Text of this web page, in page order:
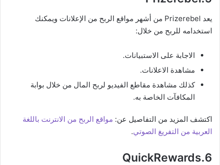
يعد Prizerebel من أشهر مواقع الربح من الإعلانات ويمكنك
استخدامه للربح من خلال:
الاجابة على الاستبيانات.
مشاهدة الاعلانات.
كذلك مشاهدة مقاطع الفيديو لربح المال من خلال بوابة
المكافآت الخاصة به.
اكتشف المزيد من التفاصيل عن: مواقع الربح من الانترنت باللغة
العربية من التفريغ الصوتي.
6.QuickRewards